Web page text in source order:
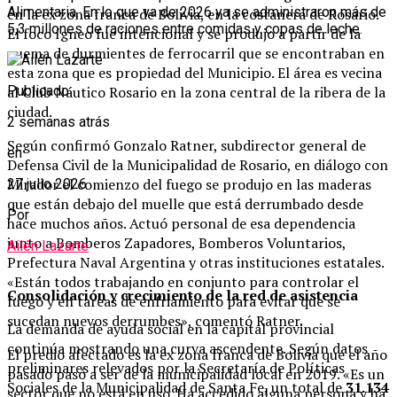
en la ex zona franca de Bolivia, en la costanera de Rosario.
El foco ígneo fue intencional y se produjo a partir de la
quema de durmientes de ferrocarril que se encontraban en
esta zona que es propiedad del Municipio. El área es vecina
al Club Náutico Rosario en la zona central de la ribera de la
ciudad.
Según confirmó Gonzalo Ratner, subdirector general de
Defensa Civil de la Municipalidad de Rosario, en diálogo con
Mirador el comienzo del fuego se produjo en las maderas
que están debajo del muelle que está derrumbado desde
hace muchos años. Actuó personal de esa dependencia
junto a Bomberos Zapadores, Bomberos Voluntarios,
Prefectura Naval Argentina y otras instituciones estatales.
«Están todos trabajando en conjunto para controlar el
fuego y en tareas de enfriamiento para evitar que se
sucedan nuevos derrumbes», comentó Ratner.
El predio afectado es la ex zona franca de Bolivia que el año
pasado pasó a ser de la municipalidad local en 2019. «Es un
Alimentaria. En lo que va de 2026 ya se administraron más de
5,3 millones de raciones entre comidas y copas de leche.
Publicado
2 semanas atrás
en
27 julio 2026
Por
Ailén Lazarte
Consolidación y crecimiento de la red de asistencia
La demanda de ayuda social en la capital provincial
continúa mostrando una curva ascendente. Según datos
preliminares relevados por la Secretaría de Políticas
Sociales de la Municipalidad de Santa Fe, un total de31.134